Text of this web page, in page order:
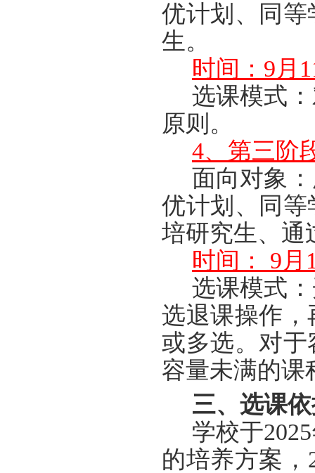
优计划、
同等
生。
时间：9月
选课模式：
原则 。
4、第三阶
面向对象
优计划、
同等
培研究生、通
时间： 9月
选课模式：
选退课操作
或多选。对
容量未满的课
三、选课
学校于
的培养方案，